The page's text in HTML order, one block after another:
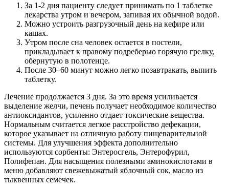
За 1-2 дня пациенту следует принимать по 1 таблетке
лекарства утром и вечером, запивая их обычной водой.
Можно устроить разгрузочный день на кефире или
кашах.
Утром после сна человек остается в постели,
прикладывает к правому подреберью горячую грелку,
обернутую в полотенце.
После 30–60 минут можно легко позавтракать, выпить
таблетку.
Лечение продолжается 3 дня. За это время усиливается
выделение желчи, печень получает необходимое количество
антиоксидантов, усиленно отдает токсические вещества.
Нормальным считается легкое расстройство дефекации,
которое указывает на отличную работу пищеварительной
системы. Для улучшения эффекта дополнительно
используются сорбенты: Энтеросгель, Энтерофурил,
Полифепан. Для насыщения полезными аминокислотами в
меню добавляют свежевыжатый яблочный сок, масло из
тыквенных семечек.